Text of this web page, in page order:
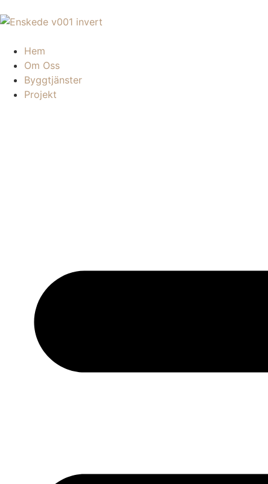
Hem
Om Oss
Byggtjänster
Projekt